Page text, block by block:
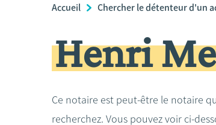
Breadcrumb
Accueil Chercher le détenteur d'un
Henri
Ce notaire est peut-être le notaire
recherchez. Vous pouvez voir ci-